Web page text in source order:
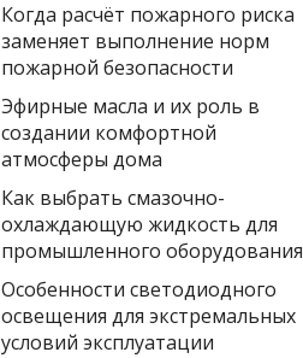
Когда расчёт пожарного риска
заменяет выполнение норм
пожарной безопасности
Эфирные масла и их роль в
создании комфортной
атмосферы дома
Как выбрать смазочно-
охлаждающую жидкость для
промышленного оборудования
Особенности светодиодного
освещения для экстремальных
условий эксплуатации